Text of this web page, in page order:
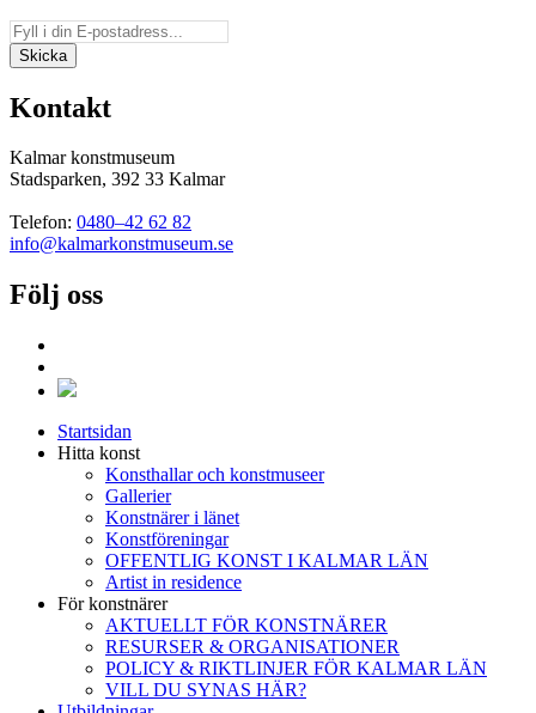
Kontakt
Kalmar konstmuseum
Stadsparken, 392 33 Kalmar
Telefon: 0480–42 62 82
info@kalmarkonstmuseum.se
Följ oss
Startsidan
Hitta konst
Konsthallar och konstmuseer
Gallerier
Konstnärer i länet
Konstföreningar
OFFENTLIG KONST I KALMAR LÄN
Artist in residence
För konstnärer
AKTUELLT FÖR KONSTNÄRER
RESURSER & ORGANISATIONER
POLICY & RIKTLINJER FÖR KALMAR LÄN
VILL DU SYNAS HÄR?